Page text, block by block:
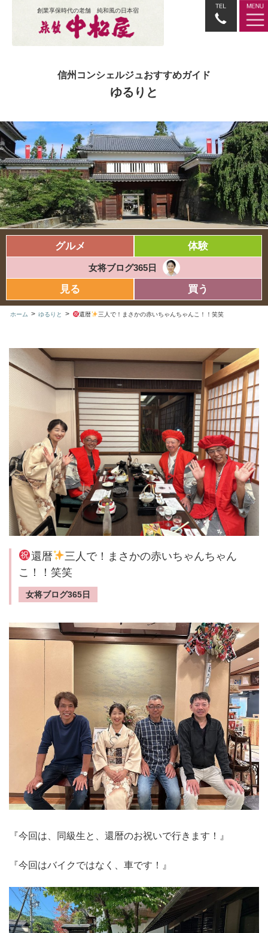
創業享保時代の老舗 純和風の日本宿
信州コンシェルジュおすすめガイド
ゆるりと
グルメ 体験
女将ブログ365日
見る 買う
ホーム > ゆるりと > 還暦 三人で！まさかの赤いちゃんちゃんこ！！笑笑
還暦
三人で！まさかの赤いちゃんちゃん
こ！！笑笑
女将ブログ365日
『今回は、同級生と、還暦のお祝いで行きます！』
『今回はバイクではなく、車です！』